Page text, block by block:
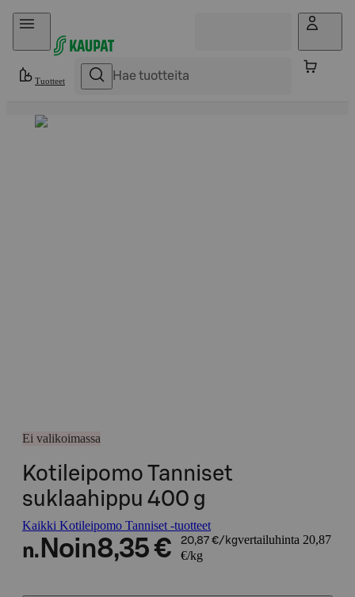
Hyppää sisältöön
Tuotteet
Ei valikoimassa
Kotileipomo Tanniset
suklaahippu 400 g
Kaikki Kotileipomo Tanniset -tuotteet
n. Noin8,35 € 20,87 €/kgvertailuhinta 20,87
€/kg